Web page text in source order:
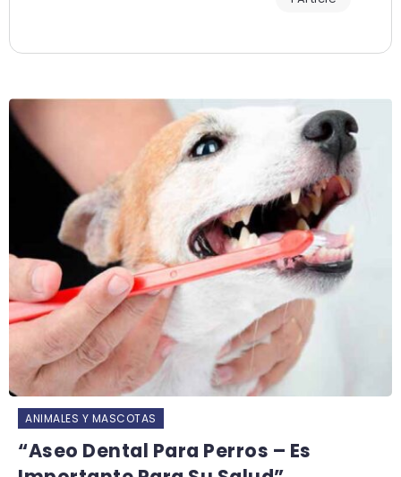
ANIMALES Y MASCOTAS
“Aseo Dental Para Perros – Es